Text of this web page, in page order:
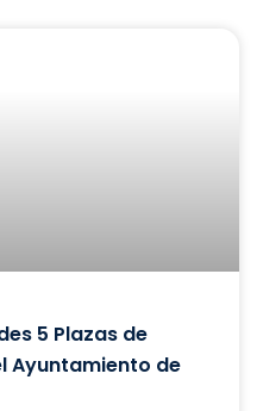
5 Plazas de
Ayuntamiento de